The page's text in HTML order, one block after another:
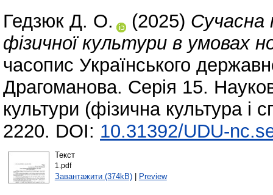
Гедзюк Д. О. (2025) Сучасна
фізичної культури в умовах
часопис Українського
Драгоманова. Серія 15.
культури (фізична культура
2220. DOI: 10.31392/UDU-
Текст
1.pdf
Завантажити (374kB)| Preview